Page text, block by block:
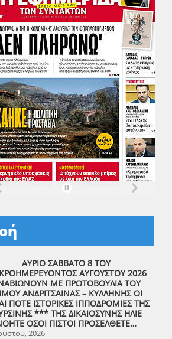
ΑΥΡΙΟ ΣΑΒΒΑΤΟ 8 ΤΟΥ
ΑΥΓΟΥΣΤΟΥ 2026
ΜΕ ΠΡΩΤΟΒΟΥΛΙΑ ΤΟΥ
ΑΝΔΡΙΤΣΑΙΝΑΣ – ΚΥΛΛΗΝΗΣ ΟΙ
ΠΟΤΕ ΙΣΤΟΡΙΚΕΣ ΙΠΠΟΔΡΟΜΙΕΣ ΤΗΣ
*** ΤΗΣ ΔΙΚΑΙΟΣΥΝΗΣ ΗΛΙΕ
ΟΣΟΙ ΠΙΣΤΟΙ ΠΡΟΣΕΛΘΕΤΕ…
2026